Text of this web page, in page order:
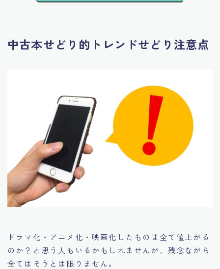
中古本せどり的トレンドせどり注意点
ドラマ化・アニメ化・映画化したものは全て値上がる
のか？ と思う人もいるかもしれませんが、残念ながら
全てはそうとは限りません。